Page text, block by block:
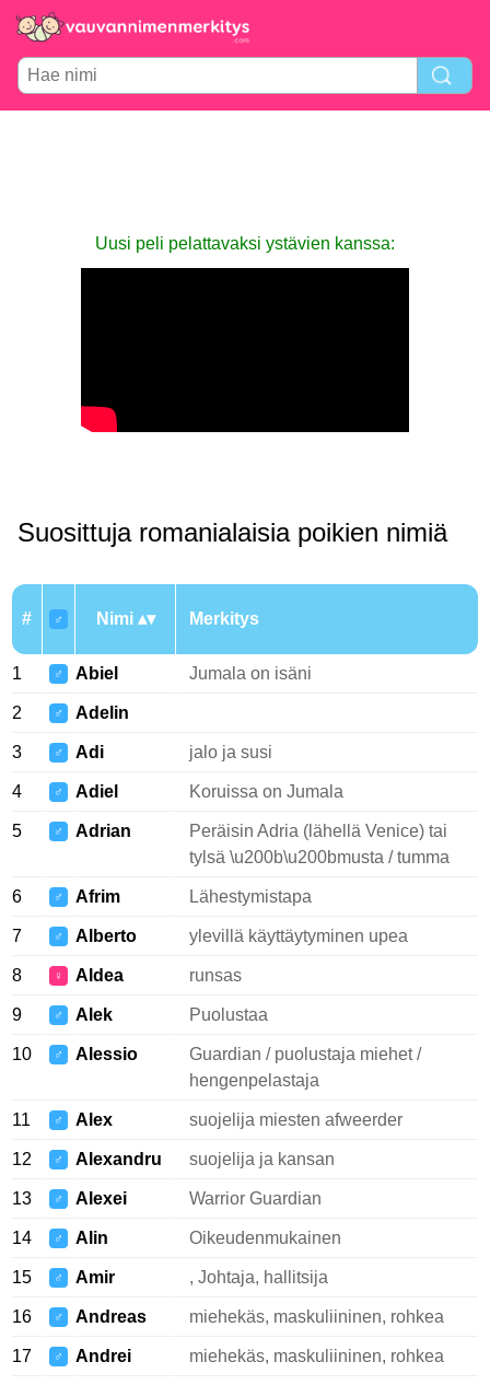
Uusi peli pelattavaksi ystävien kanssa:
Suosittuja romanialaisia poikien nimiä
# ♂ Nimi Merkitys
1 ♂ Abiel Jumala on isäni
2 ♂ Adelin
3 ♂ Adi jalo ja susi
4 ♂ Adiel Koruissa on Jumala
5 ♂ Adrian
Peräisin Adria (lähellä Venice) tai
tylsä \u200b\u200bmusta / tumma
6 ♂ Afrim Lähestymistapa
7 ♂ Alberto ylevillä käyttäytyminen upea
8 ♀ Aldea runsas
9 ♂ Alek Puolustaa
10 ♂ Alessio
Guardian / puolustaja miehet /
hengenpelastaja
11 ♂ Alex suojelija miesten afweerder
12 ♂ Alexandru suojelija ja kansan
13 ♂ Alexei Warrior Guardian
14 ♂ Alin Oikeudenmukainen
15 ♂ Amir , Johtaja, hallitsija
16 ♂ Andreas miehekäs, maskuliininen, rohkea
17 ♂ Andrei miehekäs, maskuliininen, rohkea